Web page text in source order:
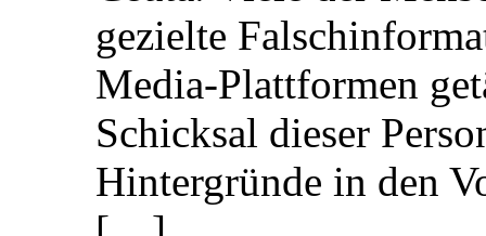
gezielte
Media-Plattformen
Schicksal dieser
Hintergründe in den